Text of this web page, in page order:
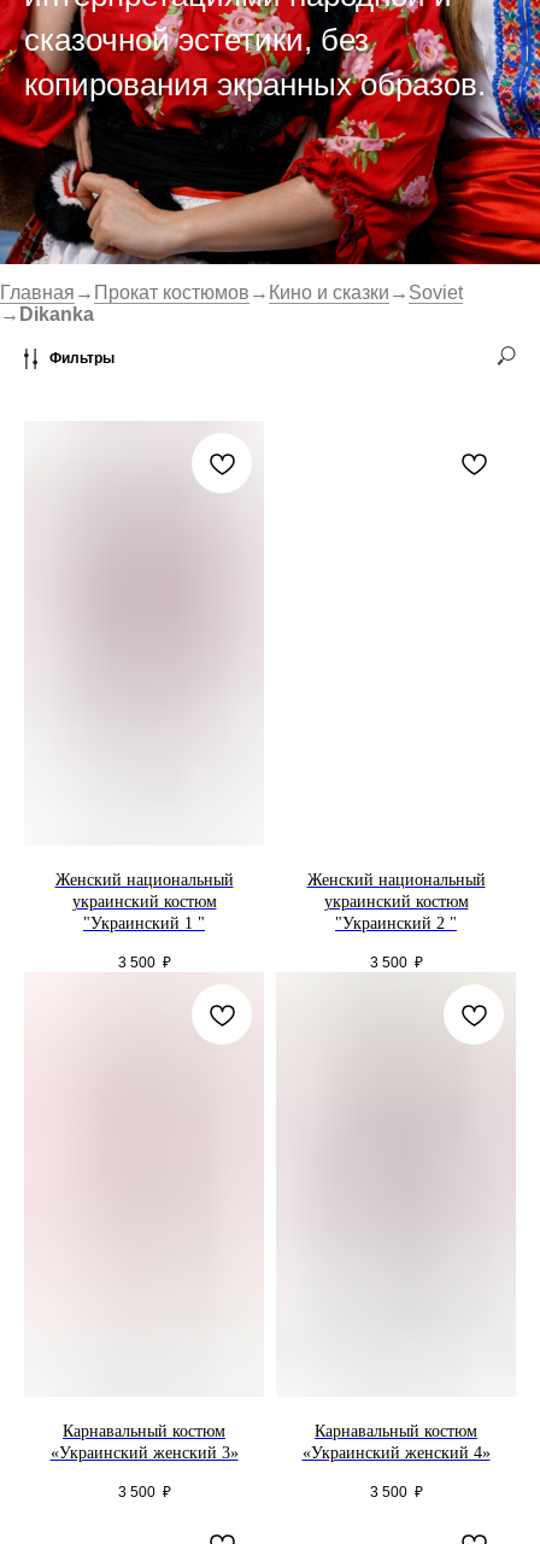
сказочной эстетики, без
копирования экранных образов.
Главная → Прокат костюмов → Кино и сказки → Soviet
→ Dikanka
Фильтры
Женский национальный
украинский костюм
"Украинский 1 "
3 500 ₽
Женский национальный
украинский костюм
"Украинский 2 "
3 500 ₽
Карнавальный костюм
«Украинский женский 3»
3 500 ₽
Карнавальный костюм
«Украинский женский 4»
3 500 ₽